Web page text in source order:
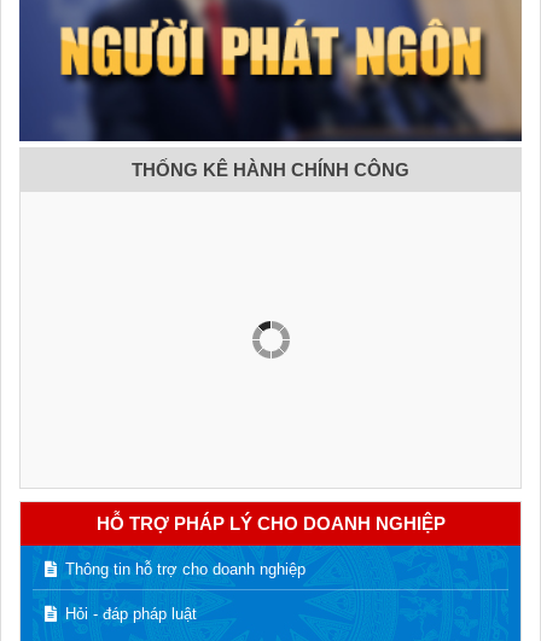
THỐNG KÊ HÀNH CHÍNH CÔNG
HỖ TRỢ PHÁP LÝ CHO DOANH NGHIỆP
Thông tin hỗ trợ cho doanh nghiệp
Hỏi - đáp pháp luật